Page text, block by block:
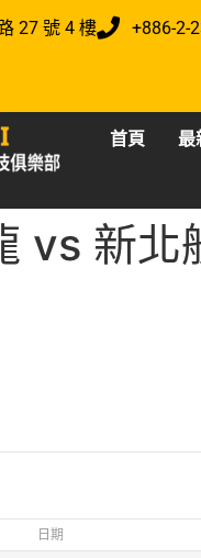
27 號 4 樓 +886-2-
首頁 最
vs 新北
日期